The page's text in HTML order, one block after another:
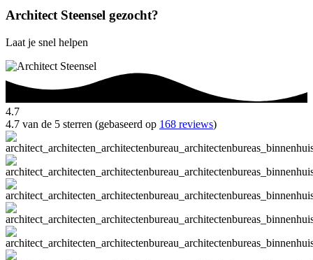
Architect Steensel gezocht?
Laat je snel helpen
4.7
4.7 van de 5 sterren (gebaseerd op 168 reviews)